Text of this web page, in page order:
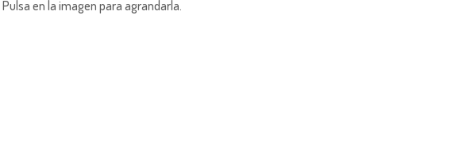
Pulsa en la imagen para agrandarla.